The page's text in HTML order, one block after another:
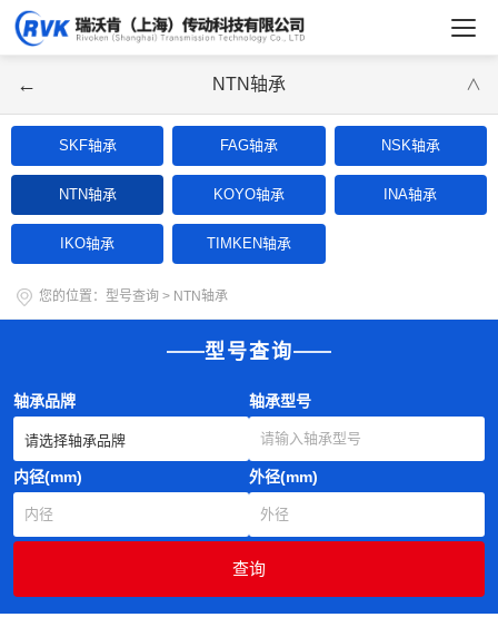
← NTN轴承 ∨
SKF轴承 FAG轴承 NSK轴承
NTN轴承 KOYO轴承 INA轴承
IKO轴承 TIMKEN轴承
您的位置： 型号查询 > NTN轴承
型号查询
轴承品牌 轴承型号
内径(mm) 外径(mm)